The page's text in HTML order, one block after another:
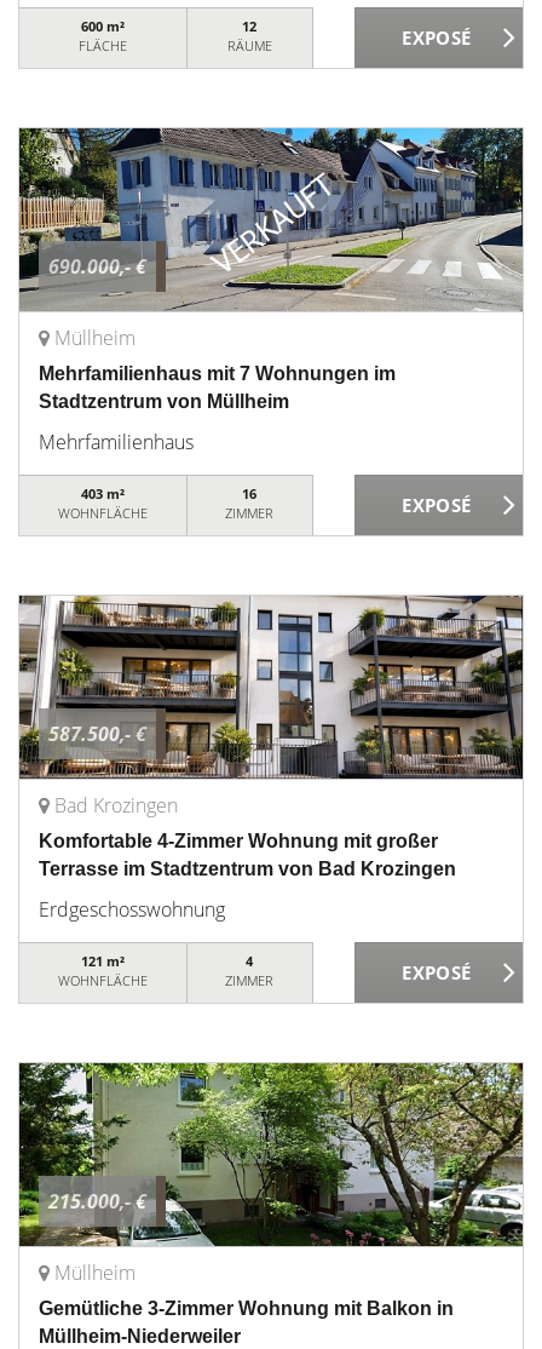
600 m²
FLÄCHE
12
RÄUME
690.000,- €
Müllheim
Mehrfamilienhaus mit 7 Wohnungen im
Stadtzentrum von Müllheim
Mehrfamilienhaus
403 m²
WOHNFLÄCHE
16
ZIMMER
587.500,- €
Bad Krozingen
Komfortable 4-Zimmer Wohnung mit großer
Terrasse im Stadtzentrum von Bad Krozingen
Erdgeschosswohnung
121 m²
WOHNFLÄCHE
4
ZIMMER
215.000,- €
Müllheim
Gemütliche 3-Zimmer Wohnung mit Balkon in
Müllheim-Niederweiler